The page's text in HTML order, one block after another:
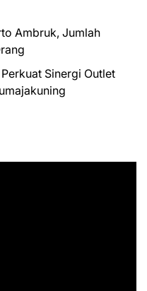
Ambruk, Jumlah
Sinergi Outlet